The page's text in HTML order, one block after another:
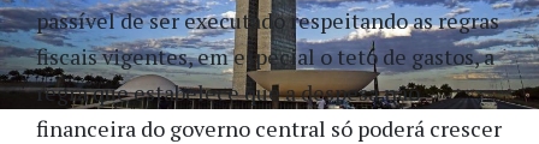
passível de ser executado respeitando as regras
fiscais vigentes, em especial o teto de gastos, a
regra que estabelece que a despesa não
financeira do governo central só poderá crescer